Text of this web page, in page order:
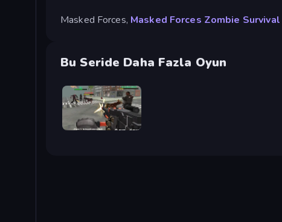
Masked Forces, Masked Forces Zombie Survival
Bu Seride Daha Fazla Oyun
Masked Forces: Zombie Survival